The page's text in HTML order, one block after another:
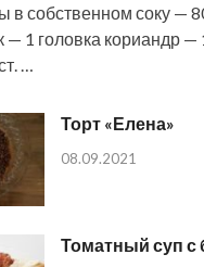
в собственном соку —
— 1 головка кориандр —
…
Торт «Елена»
08.09.2021
Томатный суп с